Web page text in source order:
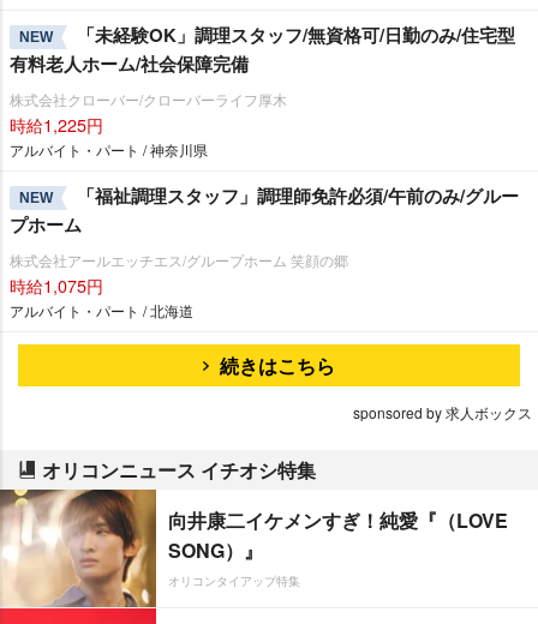
NEW
「未経験OK」調理スタッフ/無資格可/日勤のみ/住宅型
有料老人ホーム/社会保障完備
株式会社クローバー/クローバーライフ厚木
時給1,225円
アルバイト・パート / 神奈川県
NEW
「福祉調理スタッフ」調理師免許必須/午前のみ/グルー
プホーム
株式会社アールエッチエス/グループホーム 笑顔の郷
時給1,075円
アルバイト・パート / 北海道
続きはこちら
sponsored by 求人ボックス
オリコンニュース イチオシ特集
向井康二イケメンすぎ！純愛『（LOVE
SONG）』
オリコンタイアップ特集